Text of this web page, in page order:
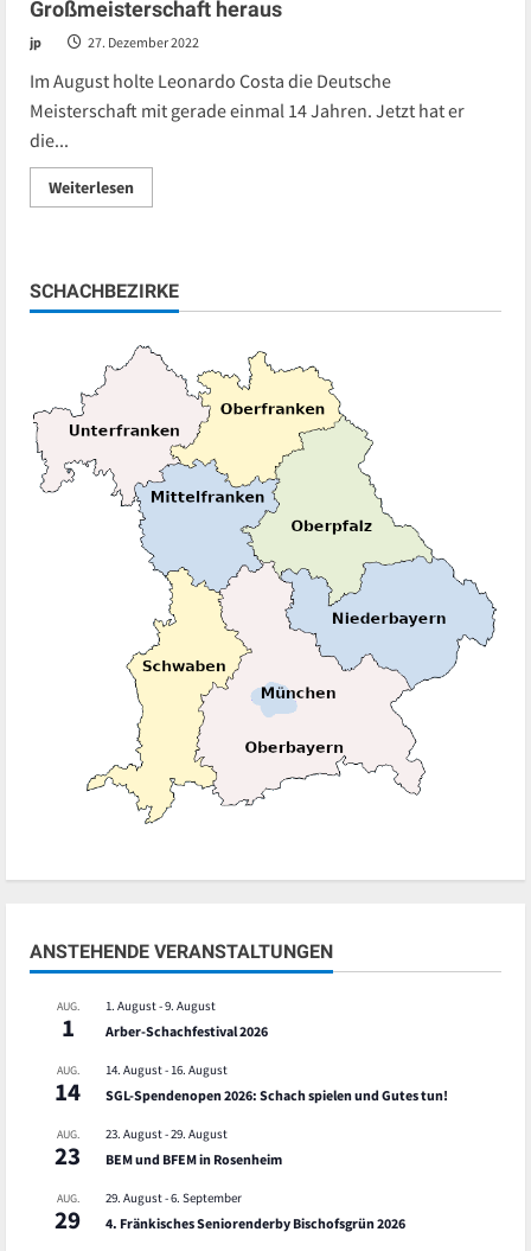
Großmeisterschaft heraus
jp 27. Dezember 2022
Im August holte Leonardo Costa die Deutsche
Meisterschaft mit gerade einmal 14 Jahren. Jetzt hat er
die...
WeiterlesenRead
more
die
Augsburger
Großmeisterschaft
SCHACHBEZIRKE
ANSTEHENDE VERANSTALTUNGEN
AUG.
1
1. August-9. August
Arber-Schachfestival 2026
AUG.
14
14. August- 16. August
SGL-Spendenopen 2026: Schach spielen und Gutes tun!
AUG.
23
23. August-29. August
BEM und BFEM in Rosenheim
AUG.
29
29. August-6. September
4. Fränkisches Seniorenderby Bischofsgrün 2026